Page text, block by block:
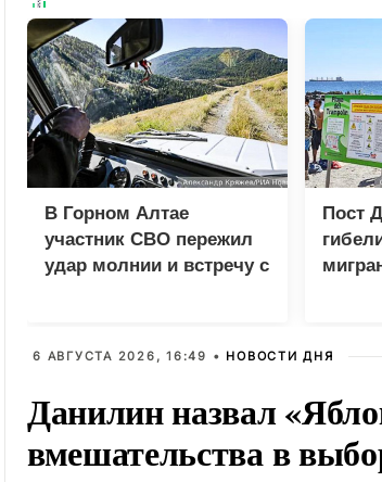
В Горном Алтае
участник СВО пережил
удар молнии и встречу с
Пост
6 АВГУСТА 2026, 16:49 • НОВОСТИ ДНЯ
Данилин назвал
вмешательства в